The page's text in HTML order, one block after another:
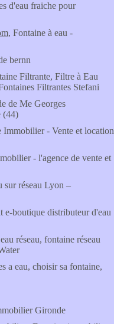
d'eau fraiche pour
, Fontaine à eau -
bernn
Filtrante, Filtre à Eau
Filtrantes Stefani
de Me Georges
(44)
Immobilier - Vente et location
- l'agence de vente et
sur réseau Lyon –
e-boutique distributeur d'eau
réseau, fontaine réseau
a eau, choisir sa fontaine,
Gironde